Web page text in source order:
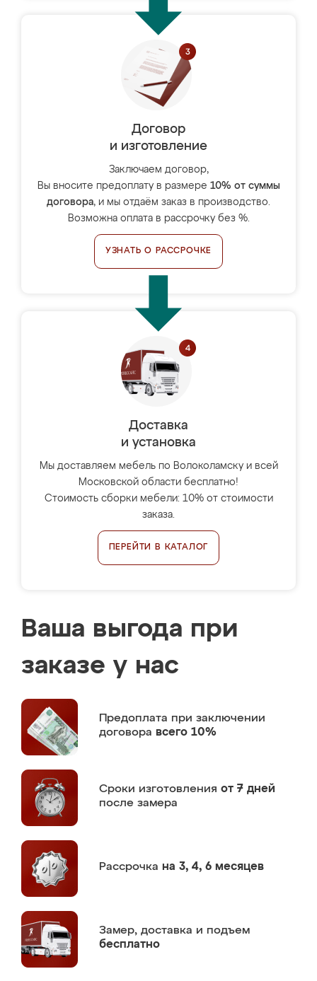
Договор
и изготовление
Заключаем договор,
Вы вносите предоплату в размере 10% от суммы
договора, и мы отдаём заказ в производство.
Возможна оплата в рассрочку без %.
УЗНАТЬ О РАССРОЧКЕ
Доставка
и установка
Мы доставляем мебель по Волоколамску и всей
Московской области бесплатно!
Стоимость сборки мебели: 10% от стоимости
заказа.
ПЕРЕЙТИ В КАТАЛОГ
Ваша выгода при
заказе у нас
Предоплата при заключении
договора всего 10%
Сроки изготовления от 7 дней
после замера
Рассрочка на 3, 4, 6 месяцев
Замер, доставка и подъем
бесплатно